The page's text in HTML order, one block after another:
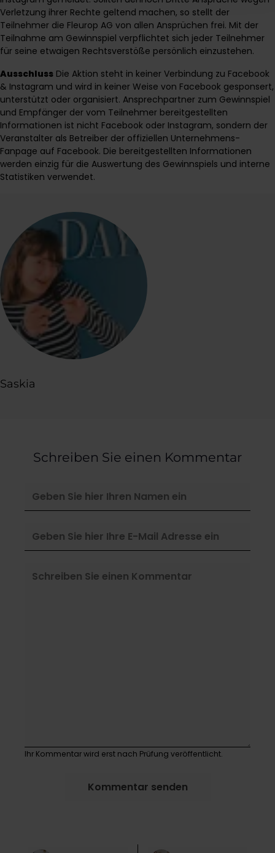
Verletzung ihrer Rechte geltend machen, so stellt der
Teilnehmer die Fleurop AG von allen Ansprüchen frei. Mit der
Teilnahme am Gewinnspiel verpflichtet sich jeder Teilnehmer
für seine etwaigen Rechtsverstöße persönlich einzustehen.
Ausschluss Die Aktion steht in keiner Verbindung zu Facebook
& Instagram und wird in keiner Weise von Facebook gesponsert,
unterstützt oder organisiert. Ansprechpartner zum Gewinnspiel
und Empfänger der vom Teilnehmer bereitgestellten
Informationen ist nicht Facebook oder Instagram, sondern der
Veranstalter als Betreiber der offiziellen Unternehmens-
Fanpage auf Facebook. Die bereitgestellten Informationen
werden einzig für die Auswertung des Gewinnspiels und interne
Statistiken verwendet.
Saskia
Schreiben Sie einen Kommentar
Ihr Kommentar wird erst nach Prüfung veröffentlicht.
Kommentar senden